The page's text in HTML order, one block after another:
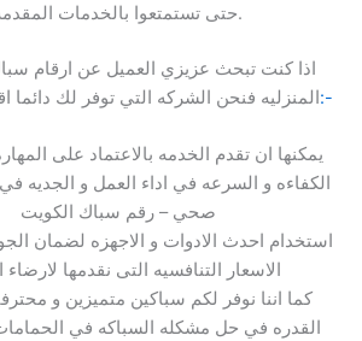
حتى تستمتعوا بالخدمات المقدمه.
اذا كنت تبحث عزيزي العميل عن ارقام
المنزليه فنحن الشركه التي توفر لك دائما:-
يمكنها ان تقدم الخدمه بالاعتماد على
الكفاءه و السرعه في اداء العمل و الجديه
صحي – رقم سباك الكويت
استخدام احدث الادوات و الاجهزه لضمان
الاسعار التنافسيه التى نقدمها لارضاء
كما اننا نوفر لكم سباكين متميزين و
القدره في حل مشكله السباكه في